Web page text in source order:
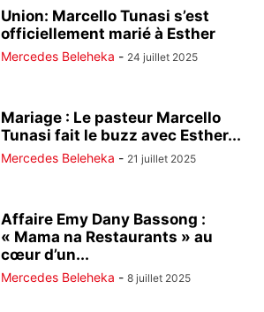
Union: Marcello Tunasi s’est
officiellement marié à Esther
Mercedes Beleheka - 24 juillet 2025
Mariage : Le pasteur Marcello
Tunasi fait le buzz avec Esther...
Mercedes Beleheka - 21 juillet 2025
Affaire Emy Dany Bassong :
« Mama na Restaurants » au
cœur d’un...
Mercedes Beleheka - 8 juillet 2025